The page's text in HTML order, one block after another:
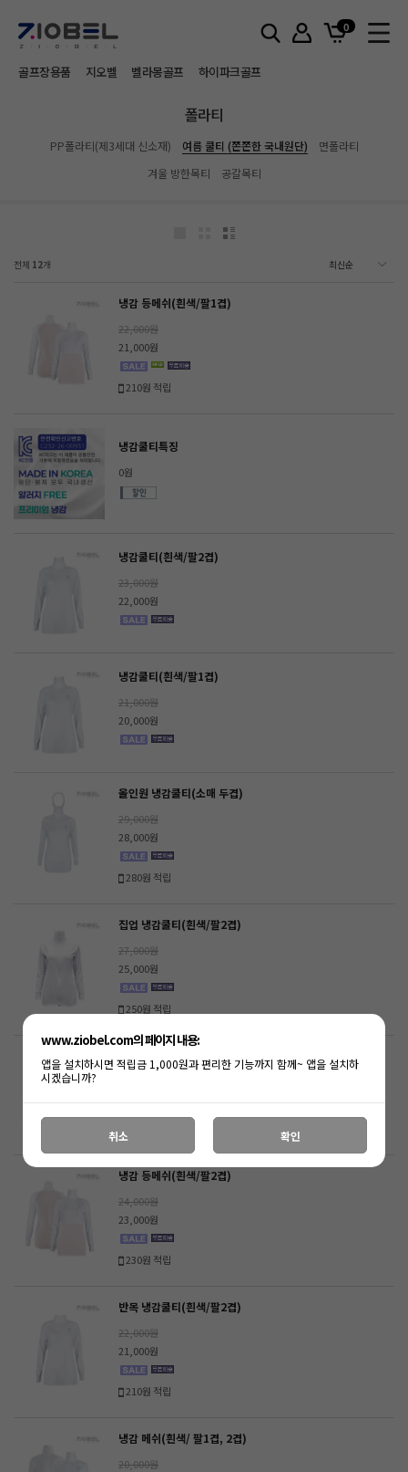
0
골프장용품 지오벨 벨라몽골프 하이파크골프
폴라티
PP폴라티(제3세대 신소재) 여름 쿨티 (쫀쫀한 국내원단)
면폴라티
겨울 방한목티
공갈목티
전체 12개
냉감 등메쉬(흰색/팔1겹)
22,000원
21,000원
210원 적립
냉감쿨티특징
0원
냉감쿨티(흰색/팔2겹)
23,000원
22,000원
냉감쿨티(흰색/팔1겹)
21,000원
20,000원
올인원 냉감쿨티(소매 두겹)
29,000원
28,000원
280원 적립
집업 냉감쿨티(흰색/팔2겹)
27,000원
25,000원
250원 적립
마스크 냉감쿨티(흰색/팔 2겹)
22,000원
냉감 등메쉬(흰색/팔2겹)
24,000원
23,000원
230원 적립
반목 냉감쿨티(흰색/팔2겹)
22,000원
21,000원
210원 적립
냉감 메쉬(흰색/ 팔1겹, 2겹)
20,000원
www.ziobel.com의 페이지 내용:
앱을 설치하시면 적립금 1,000원과 편리한 기능까지 함께~ 앱을 설치하
시겠습니까?
취소 확인